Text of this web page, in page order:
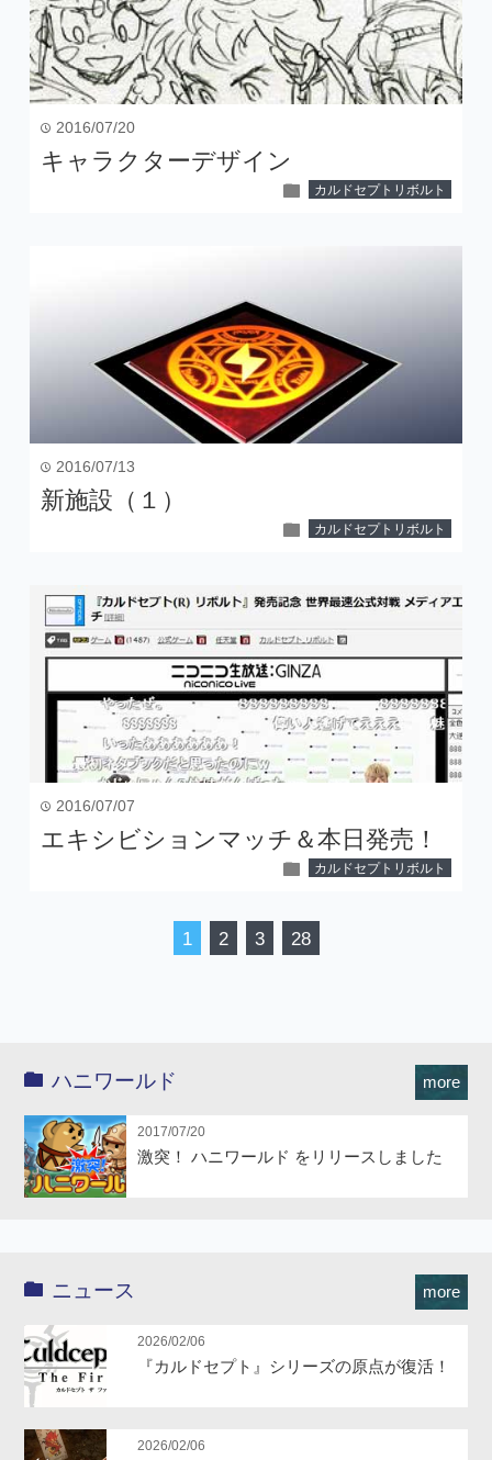
time 2016/07/20
キャラクターデザイン
folder カルドセプトリボルト
time 2016/07/13
新施設（１）
folder カルドセプトリボルト
time 2016/07/07
エキシビションマッチ＆本日発売！
folder カルドセプトリボルト
1 2 3 28
more
ハニワールド
2017/07/20
激突！ ハニワールド をリリースしました
more
ニュース
2026/02/06
『カルドセプト』シリーズの原点が復活！
2026/02/06